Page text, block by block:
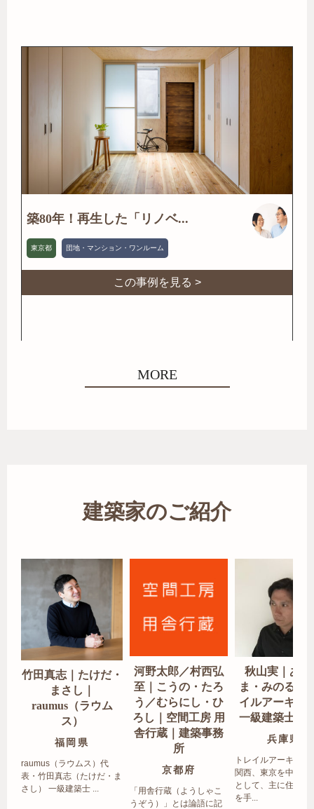
築80年！再生した「リノベ...
東京都 団地・マンション・ワンルーム
この事例を見る >
MORE
建築家のご紹介
竹田真志｜たけだ・
まさし｜
raumus（ラウム
ス）
福岡県
raumus（ラウムス）代
表・竹田真志（たけだ・ま
さし） 一級建築士 ...
河野太郎／村西弘
至｜こうの・たろ
う／むらにし・ひ
ろし｜空間工房 用
舎行蔵｜建築事務
所
京都府
「用舎行蔵（ようしゃこ
うぞう）」とは論語に記
秋山実｜あき
ま・みのる｜
イルアーキテ
一級建築士事
兵庫県
トレイルアーキテク
関西、東京を中心エ
として、主に住宅の
を手...